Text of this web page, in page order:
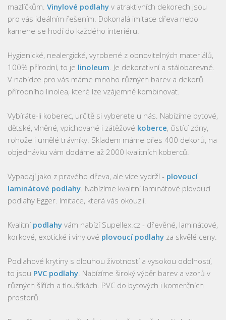
mazlíčkům. Vinylové podlahy v atraktivních dekorech jsou
pro vás ideálním řešením. Dokonalá imitace dřeva nebo
kamene se hodí do každého interiéru.
Hygienické, nealergické, vyrobené z obnovitelných materiálů,
100% přírodní, to je linoleum . Je dekorativní a stálobarevné.
V nabídce pro vás máme mnoho různých barev a dekorů
přírodního linolea, které lze vzájemně kombinovat.
Vybíráte-li koberec, určitě si vyberete u nás. Nabízíme bytové,
dětské, vlněné, vpichované i zátěžové koberce, čistící zóny,
rohože i umělé trávníky. Skladem máme přes 400 dekorů, na
objednávku vám dodáme až 2000 kvalitních koberců.
Vypadají jako z pravého dřeva, ale více vydrží - plovoucí
laminátové podlahy . Nabízíme kvalitní laminátové plovoucí
podlahy Egger. Imitace, která vás okouzlí.
Kvalitní podlahy vám nabízí Supellex.cz - dřevěné, laminátové,
korkové, exotické i vinylové plovoucí podlahy za skvělé ceny.
Podlahové krytiny s dlouhou životností a vysokou odolností,
to jsou PVC podlahy . Nabízíme široký výběr barev a vzorů v
různých šířích a tloušťkách. PVC do bytových i komerčních
prostorů.